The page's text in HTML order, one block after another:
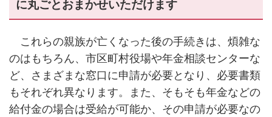
に丸ごとおまかせいただけます
これらの親族が亡くなった後の手続きは、煩雑な
のはもちろん、市区町村役場や年金相談センターな
ど、さまざまな窓口に申請が必要となり、必要書類
もそれぞれ異なります。また、そもそも年金などの
給付金の場合は受給が可能か、その申請が必要なの